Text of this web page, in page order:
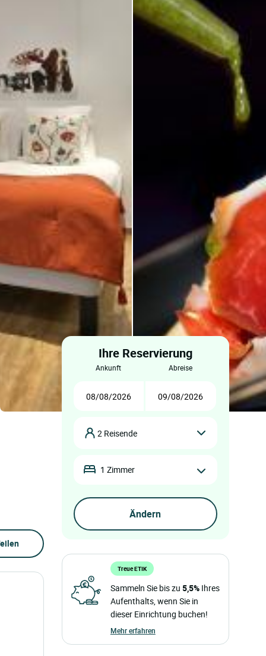
Ihre Reservierung
ankunft abreise
2 Reisende
1 Zimmer
Treue ETIK
Sammeln Sie bis zu 5,5%Ihres
Aufenthalts, wenn Sie in
dieser Einrichtung buchen!
Mehr erfahren